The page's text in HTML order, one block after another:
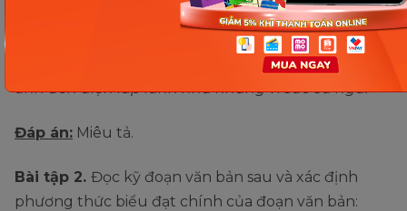
chìm vào màn đêm đen kịt. Tiếng côn trùng rả rích
vang vọng khắp nơi. Gió đêm mát mẻ thổi qua,
mang theo hương thơm của hoa cỏ. Xa xa, những
ánh đèn điện lấp lánh như những vì sao sa ngã."
Đáp án: Miêu tả.
Bài tập 2. Đọc kỹ đoạn văn bản sau và xác định
phương thức biểu đạt chính của đoạn văn bản: